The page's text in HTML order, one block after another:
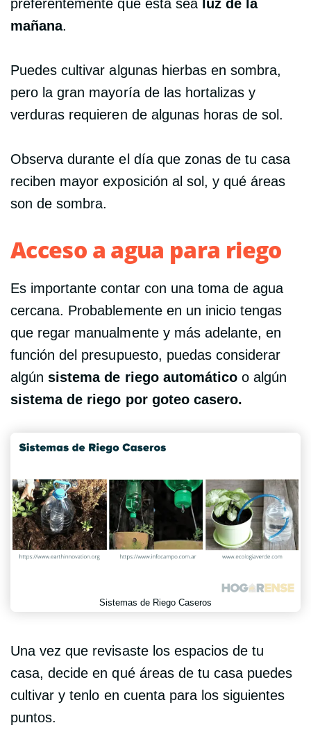
preferentemente que esta sea luz de la
mañana.
Puedes cultivar algunas hierbas en sombra,
pero la gran mayoría de las hortalizas y
verduras requieren de algunas horas de sol.
Observa durante el día que zonas de tu casa
reciben mayor exposición al sol, y qué áreas
son de sombra.
Acceso a agua para riego
Es importante contar con una toma de agua
cercana. Probablemente en un inicio tengas
que regar manualmente y más adelante, en
función del presupuesto, puedas considerar
algúnsistema de riego automático o algún
sistema de riego por goteo casero.
Sistemas de Riego Caseros
Una vez que revisaste los espacios de tu
casa, decide en qué áreas de tu casa puedes
cultivar y tenlo en cuenta para los siguientes
puntos.